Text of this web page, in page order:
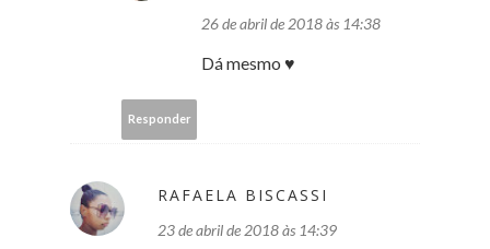
26 de abril de 2018 às 14:38
Dá mesmo ♥
Responder
RAFAELA BISCASSI
23 de abril de 2018 às 14:39